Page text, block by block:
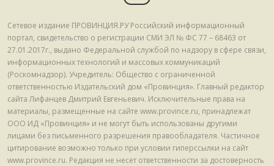
Сетевое издание ПРОВИНЦИЯ.РУ Российский информационный
портал, свидетельство о регистрации СМИ ЭЛ № ФС 77 – 68463 от
27.01.2017г., выдано Федеральной службой по надзору в сфере связи,
информационных технологий и массовых коммуникаций
(Роскомнадзор). Учредитель: Общество с ограниченной
ответственностью Издательский дом «Провинция». Главный редактор
сайта Лифанцев Дмитрий Евгеньевич. Исключительные права на
материалы, размещенные на сайте www.province.ru, принадлежат
ООО ИД «Провинция» и не могут быть использованы другими
лицами без письменного разрешения правообладателя. Частичное
цитирование возможно только при условии гиперссылки на сайт
www.province.ru. Редакция не несет ответственности за достоверность